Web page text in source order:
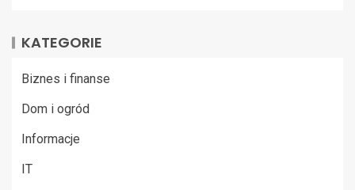
KATEGORIE
Biznes i finanse
Dom i ogród
Informacje
IT